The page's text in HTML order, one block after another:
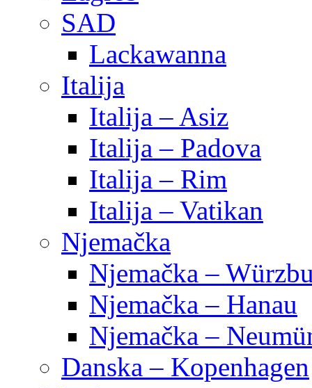
SAD
Lackawanna
Italija
Italija – Asiz
Italija – Padova
Italija – Rim
Italija – Vatikan
Njemačka
Njemačka –
Njemačka – Hanau
Njemačka –
Danska – Kopenhagen